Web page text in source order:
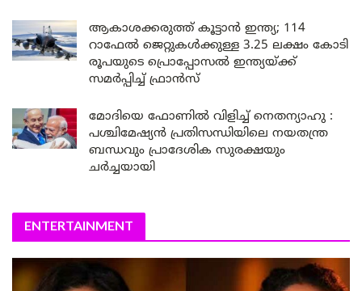
ആകാശക്കരുത്ത് കൂട്ടാൻ ഇന്ത്യ; 114
റാഫേൽ ജെറ്റുകൾക്കുള്ള 3.25 ലക്ഷം കോടി
രൂപയുടെ പ്രൊപ്പോസൽ ഇന്ത്യയ്ക്ക്
സമർപ്പിച്ച് ഫ്രാൻസ്
മോദിയെ ഫോണിൽ വിളിച്ച് നെതന്യാഹു :
പശ്ചിമേഷ്യൻ പ്രതിസന്ധിയിലെ നയതന്ത്ര
ബന്ധവും പ്രാദേശിക സുരക്ഷയും
ചർച്ചയായി
ENTERTAINMENT